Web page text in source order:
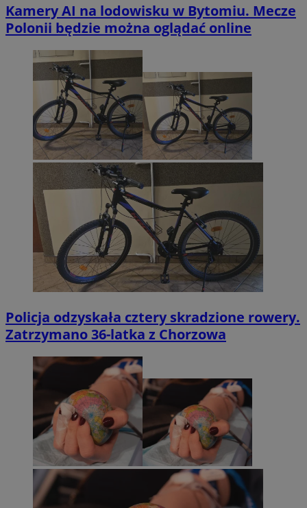
Kamery AI na lodowisku w Bytomiu. Mecze
Polonii będzie można oglądać online
Policja odzyskała cztery skradzione rowery.
Zatrzymano 36-latka z Chorzowa